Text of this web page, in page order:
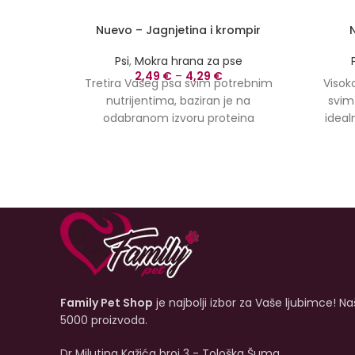
Nuevo – Jagnjetina i krompir
Psi, Mokra hrana za pse
2,49 €– 4,29 €
Tretira Vašeg psa svim potrebnim
nutrijentima, baziran je na
odabranom izvoru proteina
Family Pet Shop je najbolji izbor za Vaše ljubimce!
5000 proizvoda.